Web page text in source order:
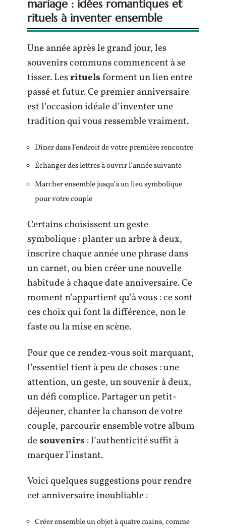
mariage : idées romantiques et
rituels à inventer ensemble
Une année après le grand jour, les
souvenirs communs commencent à se
tisser. Lesrituelsforment un lien entre
passé et futur. Ce premier anniversaire
est l’occasion idéale d’inventer une
tradition qui vous ressemble vraiment.
Dîner dans l’endroit de votre première rencontre
Échanger des lettres à ouvrir l’année suivante
Marcher ensemble jusqu’à un lieu symbolique
pour votre couple
Certains choisissent un geste
symbolique : planter un arbre à deux,
inscrire chaque année une phrase dans
un carnet, ou bien créer une nouvelle
habitude à chaque date anniversaire. Ce
moment n’appartient qu’à vous : ce sont
ces choix qui font la différence, non le
faste ou la mise en scène.
Pour que ce rendez-vous soit marquant,
l’essentiel tient à peu de choses : une
attention, un geste, un souvenir à deux,
un défi complice. Partager un petit-
déjeuner, chanter la chanson de votre
couple, parcourir ensemble votre album
desouvenirs : l’authenticité suffit à
marquer l’instant.
Voici quelques suggestions pour rendre
cet anniversaire inoubliable :
Créer ensemble un objet à quatre mains, comme